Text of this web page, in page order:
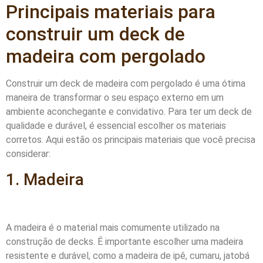
Principais materiais para
construir um deck de
madeira com pergolado
Construir um deck de madeira com pergolado é uma ótima
maneira de transformar o seu espaço externo em um
ambiente aconchegante e convidativo. Para ter um deck de
qualidade e durável, é essencial escolher os materiais
corretos. Aqui estão os principais materiais que você precisa
considerar:
1. Madeira
A madeira é o material mais comumente utilizado na
construção de decks. É importante escolher uma madeira
resistente e durável, como a madeira de ipê, cumaru, jatobá